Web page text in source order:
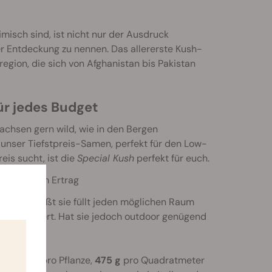
sind, ist nicht nur der Ausdruck
zu nennen. Das allererste Kush-
die sich von Afghanistan bis Pakistan
jedes Budget
gern wild, wie in den Bergen
Tiefstpreis-Samen, perfekt für den Low-
sucht, ist dieSpecial Kushperfekt für euch.
mit gutem Ertrag
das heißt sie füllt jeden möglichen Raum
Hat sie jedoch outdoor genügend
pro Pflanze, 475 g pro Quadratmeter